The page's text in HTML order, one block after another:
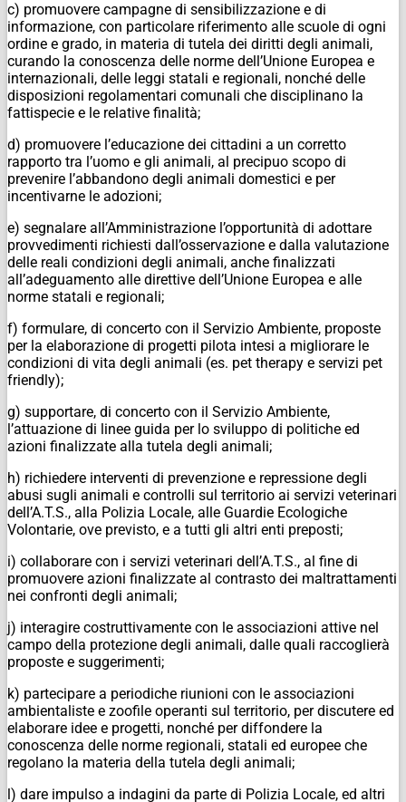
c) promuovere campagne di sensibilizzazione e di
informazione, con particolare riferimento alle scuole di ogni
ordine e grado, in materia di tutela dei diritti degli animali,
curando la conoscenza delle norme dell’Unione Europea e
internazionali, delle leggi statali e regionali, nonché delle
disposizioni regolamentari comunali che disciplinano la
fattispecie e le relative finalità;
d) promuovere l’educazione dei cittadini a un corretto
rapporto tra l’uomo e gli animali, al precipuo scopo di
prevenire l’abbandono degli animali domestici e per
incentivarne le adozioni;
e) segnalare all’Amministrazione l’opportunità di adottare
provvedimenti richiesti dall’osservazione e dalla valutazione
delle reali condizioni degli animali, anche finalizzati
all’adeguamento alle direttive dell’Unione Europea e alle
norme statali e regionali;
f) formulare, di concerto con il Servizio Ambiente, proposte
per la elaborazione di progetti pilota intesi a migliorare le
condizioni di vita degli animali (es. pet therapy e servizi pet
friendly);
g) supportare, di concerto con il Servizio Ambiente,
l’attuazione di linee guida per lo sviluppo di politiche ed
azioni finalizzate alla tutela degli animali;
h) richiedere interventi di prevenzione e repressione degli
abusi sugli animali e controlli sul territorio ai servizi veterinari
dell’A.T.S., alla Polizia Locale, alle Guardie Ecologiche
Volontarie, ove previsto, e a tutti gli altri enti preposti;
i) collaborare con i servizi veterinari dell’A.T.S., al fine di
promuovere azioni finalizzate al contrasto dei maltrattamenti
nei confronti degli animali;
j) interagire costruttivamente con le associazioni attive nel
campo della protezione degli animali, dalle quali raccoglierà
proposte e suggerimenti;
k) partecipare a periodiche riunioni con le associazioni
ambientaliste e zoofile operanti sul territorio, per discutere ed
elaborare idee e progetti, nonché per diffondere la
conoscenza delle norme regionali, statali ed europee che
regolano la materia della tutela degli animali;
l) dare impulso a indagini da parte di Polizia Locale, ed altri